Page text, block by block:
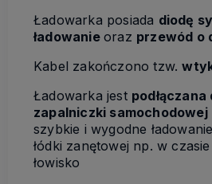
Ładowarka posiada diodę
ładowanie oraz przewód o
Kabel zakończono tzw.
Ładowarka jest
zapalniczki samochodowej
szybkie i wygodne
łódki zanętowej np. w
łowisko